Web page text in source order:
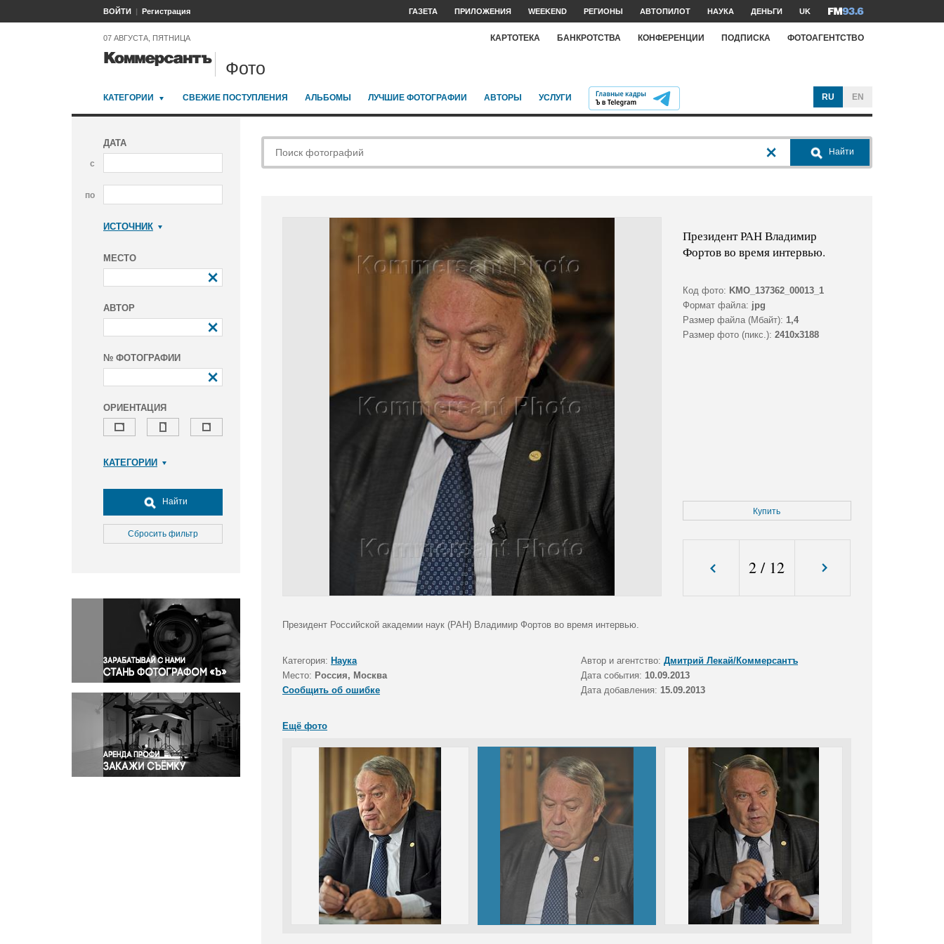
ВОЙТИ Регистрация ГАЗЕТА ПРИЛОЖЕНИЯ WEEKEND РЕГИОНЫ АВТОПИЛОТ НАУКА ДЕНЬГИ UK
07 АВГУСТА, ПЯТНИЦА КАРТОТЕКА БАНКРОТСТВА КОНФЕРЕНЦИИ ПОДПИСКА ФОТОАГЕНТСТВО
Фото
КАТЕГОРИИ СВЕЖИЕ ПОСТУПЛЕНИЯ АЛЬБОМЫ ЛУЧШИЕ ФОТОГРАФИИ АВТОРЫ УСЛУГИ RU EN
ДАТА
с
по
ИСТОЧНИК
МЕСТО
АВТОР
№ ФОТОГРАФИИ
ОРИЕНТАЦИЯ
КАТЕГОРИИ
Досуг, туризм и отдых
Культура
Медицина
Окружающая среда
Политика
Правосудие
Происшествия и конфликты
Религия
Светская жизнь
Спорт
Экология
Экономика и бизнес
Найти
Сбросить фильтр
Найти
Президент РАН Владимир
Фортов во время интервью.
Код фото: KMO_137362_00013_1
Формат файла: jpg
Размер файла (Мбайт): 1,4
Размер фото (пикс.): 2410x3188
Купить
2 / 12
Президент Российской академии наук (РАН) Владимир Фортов во время интервью.
Категория: Наука Автор и агентство: Дмитрий Лекай/Коммерсантъ
Место: Россия, Москва Дата события: 10.09.2013
Сообщить об ошибке
Дата добавления: 15.09.2013
Ещё фото